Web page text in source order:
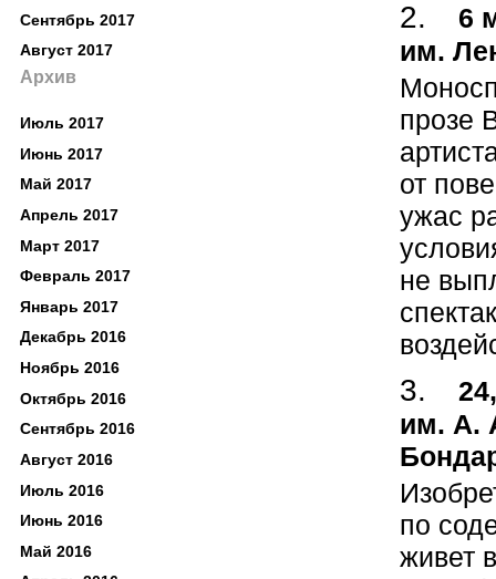
6
им.
прозе
от
ужас
не
им. А.
по
живет
Сентябрь 2017
Август 2017
Архив
Июль 2017
Июнь 2017
Май 2017
Апрель 2017
Март 2017
Февраль 2017
Январь 2017
Декабрь 2016
Ноябрь 2016
Октябрь 2016
Сентябрь 2016
Август 2016
Июль 2016
Июнь 2016
Май 2016